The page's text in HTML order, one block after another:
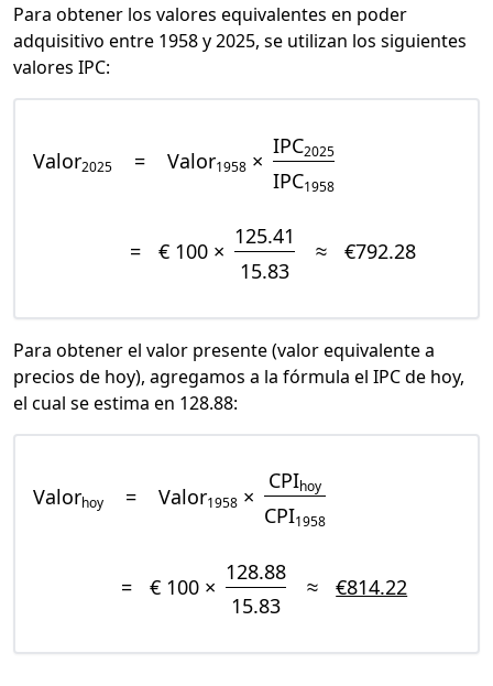
Para obtener los valores equivalentes en poder
adquisitivo entre 1958 y 2025, se utilizan los siguientes
valores IPC:
Valor2025 = Valor1958 ×
IPC2025
IPC1958
= € 100 ×
125.41
15.83
≈ €792.28
Para obtener el valor presente (valor equivalente a
precios de hoy), agregamos a la fórmula el IPC de hoy,
el cual se estima en 128.88:
Valorhoy = Valor1958 ×
CPIhoy
CPI1958
= € 100 ×
128.88
15.83
≈ €814.22